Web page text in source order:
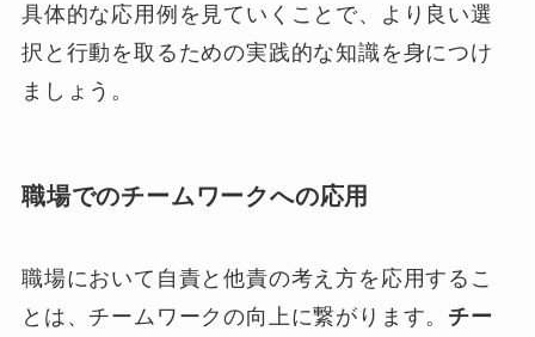
具体的な応用例を見ていくことで、より良い選
択と行動を取るための実践的な知識を身につけ
ましょう。
職場でのチームワークへの応用
職場において自責と他責の考え方を応用するこ
とは、チームワークの向上に繋がります。 チー